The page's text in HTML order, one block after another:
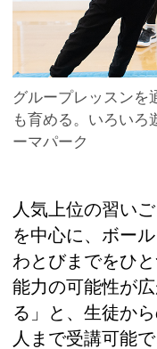
グループレッスンを
も育める。いろいろ
ーマパーク
人気上位の習い
を中心に、ボー
わとびまでをひ
能力の可能性が
る」と、生徒か
人まで受講可能